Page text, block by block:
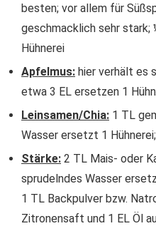
besten; vor allem für
geschmacklich sehr stark;
Hühnerei
Apfelmus: hier verhält es
etwa 3 EL ersetzen 1
Leinsamen/Chia: 1 TL
Wasser ersetzt 1
Stärke: 2 TL Mais- oder
sprudelndes Wasser
1 TL Backpulver bzw.
Zitronensaft und 1 EL Öl